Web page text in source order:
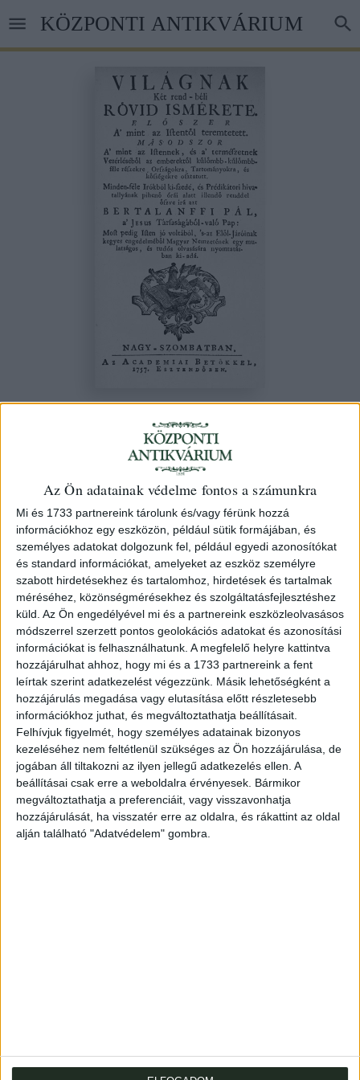
Az Ön adatainak védelme fontos a számunkra
Mi és 1733 partnereink tárolunk és/vagy férünk hozzá
információkhoz egy eszközön, például sütik formájában, és
személyes adatokat dolgozunk fel, például egyedi azonosítókat
és standard információkat, amelyeket az eszköz személyre
szabott hirdetésekhez és tartalomhoz, hirdetések és tartalmak
méréséhez, közönségmérésekhez és szolgáltatásfejlesztéshez
küld. Az Ön engedélyével mi és a partnereink eszközleolvasásos
módszerrel szerzett pontos geolokációs adatokat és azonosítási
információkat is felhasználhatunk. A megfelelő helyre kattintva
hozzájárulhat ahhoz, hogy mi és a 1733 partnereink a fent
leírtak szerint adatkezelést végezzünk. Másik lehetőségként a
hozzájárulás megadása vagy elutasítása előtt részletesebb
információkhoz juthat, és megváltoztathatja beállításait.
Felhívjuk figyelmét, hogy személyes adatainak bizonyos
kezeléséhez nem feltétlenül szükséges az Ön hozzájárulása, de
jogában áll tiltakozni az ilyen jellegű adatkezelés ellen. A
beállításai csak erre a weboldalra érvényesek. Bármikor
megváltoztathatja a preferenciáit, vagy visszavonhatja
hozzájárulását, ha visszatér erre az oldalra, és rákattint az oldal
alján található "Adatvédelem" gombra.
tartalomra
KÖZPONTI ANTIKVÁRIUM
Világnak Két rend-béli rövid ismérete.
Elöszer A mint az Istentől teremtetett.
Másodszor A mint az Istennek, és A
természetnek Vezérléséből az
emberektől külömbb-külömbb-féle
részekre, Országokra, Tartományokra,
és községekre osztatott.
1757 Nagy-Szombatban Acad. Bet
104. árverés/ 22.
Kikiáltási ár:40 000 Ft
Leütési ár:
48 000 Ft
Azonosító
76700